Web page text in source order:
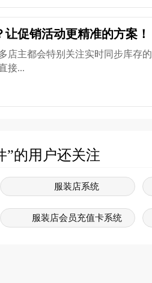
促销活动更精准的方案！
店主都会特别关注实时同步库存
接...
”的用户还关注
服装店系统
服装店会员充值卡系统